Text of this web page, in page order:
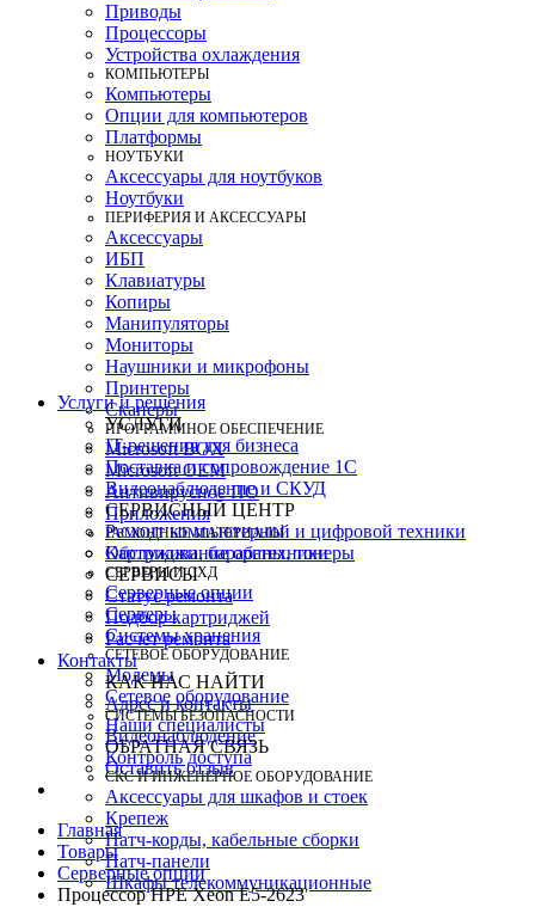
Приводы
Процессоры
Устройства охлаждения
КОМПЬЮТЕРЫ
Компьютеры
Опции для компьютеров
Платформы
НОУТБУКИ
Аксессуары для ноутбуков
Ноутбуки
ПЕРИФЕРИЯ И АКСЕССУАРЫ
Аксессуары
ИБП
Клавиатуры
Копиры
Манипуляторы
Мониторы
Наушники и микрофоны
Принтеры
Сканеры
ПРОГРАММНОЕ ОБЕСПЕЧЕНИЕ
Microsoft BOX
Microsoft OEM
Антивирусное ПО
Приложения
РАСХОДНЫЕ МАТЕРИАЛЫ
Картриджи, барабаны, тонеры
СЕРВЕРЫ И СХД
Серверные опции
Серверы
Системы хранения
СЕТЕВОЕ ОБОРУДОВАНИЕ
Модемы
Сетевое оборудование
СИСТЕМЫ БЕЗОПАСНОСТИ
Видеонаблюдение
Контроль доступа
СКС И ИНЖЕНЕРНОЕ ОБОРУДОВАНИЕ
Аксессуары для шкафов и стоек
Крепеж
Патч-корды, кабельные сборки
Патч-панели
Шкафы телекоммуникационные
Услуги и решения
УСЛУГИ
IT-решения для бизнеса
Поставка и сопровождение 1C
Видеонаблюдение и СКУД
СЕРВИСНЫЙ ЦЕНТР
Ремонт компьютерной и цифровой техники
Обслуживание оргтехники
СЕРВИСЫ
Статус ремонта
Подбор картриджей
Расчет ремонта
Контакты
КАК НАС НАЙТИ
Адрес и контакты
Наши специалисты
ОБРАТНАЯ СВЯЗЬ
Оставить отзыв
Главная
Товары
Серверные опции
Процессор HPE Xeon E5-2623